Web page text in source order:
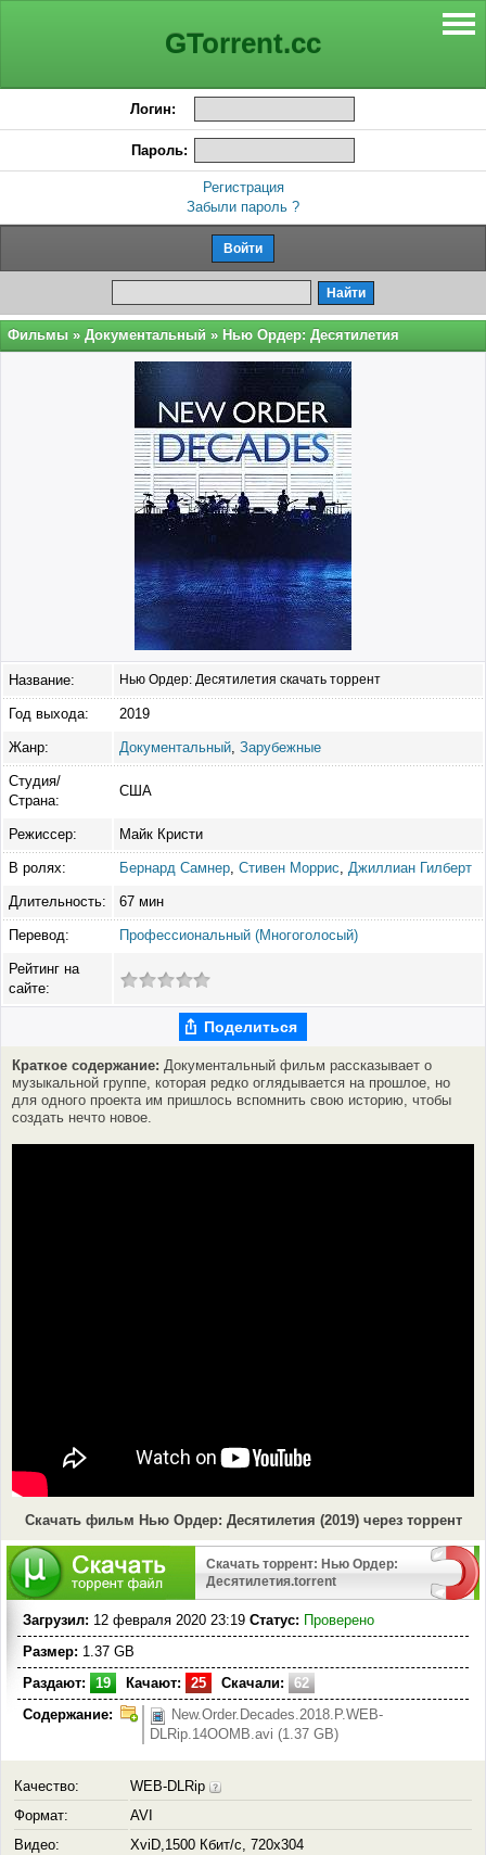
GTorrent.cc
Логин:
Пароль:
Регистрация
Забыли пароль ?
Фильмы » Документальный » Нью Ордер: Десятилетия
Название: Нью Ордер: Десятилетия скачать торрент
Год выхода: 2019
Жанр: Документальный Зарубежные
Студия/
Страна:
США
Режиссер: Майк Кристи
В ролях: Бернард Самнер Стивен Моррис Джиллиан Гилберт
Длительность: 67 мин
Перевод: Профессиональный (Многоголосый)
Рейтинг на
сайте:
Поделиться
Краткое содержание: Документальный фильм рассказывает о
музыкальной группе, которая редко оглядывается на прошлое, но
для одного проекта им пришлось вспомнить свою историю, чтобы
создать нечто новое.
Скачать фильм Нью Ордер: Десятилетия (2019) через торрент
Скачать торрент: Нью Ордер:
Десятилетия.torrent
Загрузил: 12 февраля 2020 23:19 Статус: Проверено
Размер: 1.37 GB
Раздают:
19 Качают: 25 Скачали:
62
Содержание:
New.Order.Decades.2018.P.WEB-
DLRip.14OOMB.avi (1.37 GB)
Качество:
WEB-DLRip
Формат:
AVI
Видео:
XviD,1500 Кбит/с, 720x304